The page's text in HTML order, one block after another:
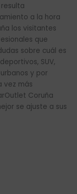
a la hora
los visitantes
que
sobre cuál es
SUV,
y por
vez más
Coruña
se ajuste a sus